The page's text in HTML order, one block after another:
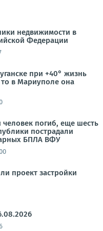
недвижимости в
Федерации
при +40° жизнь
в Мариуполе она
погиб, еще шесть
пострадали
БПЛА ВФУ
проект застройки